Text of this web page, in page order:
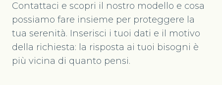
Contattaci e scopri il nostro modello e cosa
possiamo fare insieme per proteggere la
tua serenità. Inserisci i tuoi dati e il motivo
della richiesta: la risposta ai tuoi bisogni è
più vicina di quanto pensi.